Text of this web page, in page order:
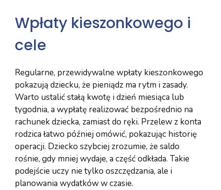
Wpłaty kieszonkowego i
cele
Regularne, przewidywalne wpłaty kieszonkowego
pokazują dziecku, że pieniądz ma rytm i zasady.
Warto ustalić stałą kwotę i dzień miesiąca lub
tygodnia, a wypłatę realizować bezpośrednio na
rachunek dziecka, zamiast do ręki. Przelew z konta
rodzica łatwo później omówić, pokazując historię
operacji. Dziecko szybciej zrozumie, że saldo
rośnie, gdy mniej wydaje, a część odkłada. Takie
podejście uczy nie tylko oszczędzania, ale i
planowania wydatków w czasie.